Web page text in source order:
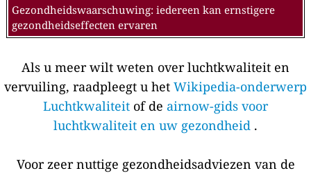
Gezondheidswaarschuwing: iedereen kan ernstigere
gezondheidseffecten ervaren
Als u meer wilt weten over luchtkwaliteit en
vervuiling, raadpleegt u het Wikipedia-onderwerp
Luchtkwaliteit of de airnow-gids voor
luchtkwaliteit en uw gezondheid .
Voor zeer nuttige gezondheidsadviezen van de